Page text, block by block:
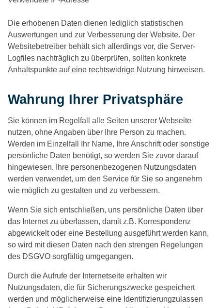
Die erhobenen Daten dienen lediglich statistischen
Auswertungen und zur Verbesserung der Website. Der
Websitebetreiber behält sich allerdings vor, die Server-
Logfiles nachträglich zu überprüfen, sollten konkrete
Anhaltspunkte auf eine rechtswidrige Nutzung hinweisen.
Wahrung Ihrer Privatsphäre
Sie können im Regelfall alle Seiten unserer Webseite
nutzen, ohne Angaben über Ihre Person zu machen.
Werden im Einzelfall Ihr Name, Ihre Anschrift oder sonstige
persönliche Daten benötigt, so werden Sie zuvor darauf
hingewiesen. Ihre personenbezogenen Nutzungsdaten
werden verwendet, um den Service für Sie so angenehm
wie möglich zu gestalten und zu verbessern.
Wenn Sie sich entschließen, uns persönliche Daten über
das Internet zu überlassen, damit z.B. Korrespondenz
abgewickelt oder eine Bestellung ausgeführt werden kann,
so wird mit diesen Daten nach den strengen Regelungen
des DSGVO sorgfältig umgegangen.
Durch die Aufrufe der Internetseite erhalten wir
Nutzungsdaten, die für Sicherungszwecke gespeichert
werden und möglicherweise eine Identifizierungzulassen